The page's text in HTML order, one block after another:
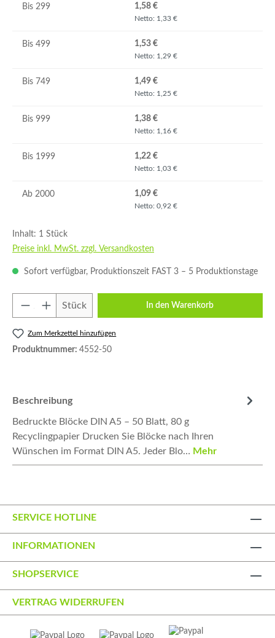
Bis 299 1,58 €
Netto: 1,33 €
Bis 499 1,53 €
Netto: 1,29 €
Bis 749 1,49 €
Netto: 1,25 €
Bis 999 1,38 €
Netto: 1,16 €
Bis 1999 1,22 €
Netto: 1,03 €
Ab 2000 1,09 €
Netto: 0,92 €
Inhalt: 1 Stück
Preise inkl. MwSt. zzgl. Versandkosten
Sofort verfügbar, Produktionszeit FAST 3 – 5 Produktionstage
Produkt Anzahl: Gib den gewünschten
Stück In den Warenkorb
Zum Merkzettel hinzufügen
Produktnummer: 4552-50
Beschreibung
Bedruckte Blöcke DIN A5 – 50 Blatt, 80 g
Recyclingpapier Drucken Sie Blöcke nach Ihren
Wünschen im Format DIN A5. Jeder Blo… Mehr
SERVICE HOTLINE
INFORMATIONEN
SHOPSERVICE
VERTRAG WIDERRUFEN